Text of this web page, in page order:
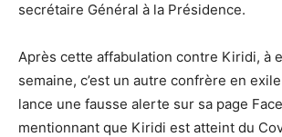
secrétaire Général à la Présidence.
Après cette affabulation contre Kiridi, à
semaine, c’est un autre confrère en
lance une fausse alerte sur sa page
mentionnant que Kiridi est atteint du